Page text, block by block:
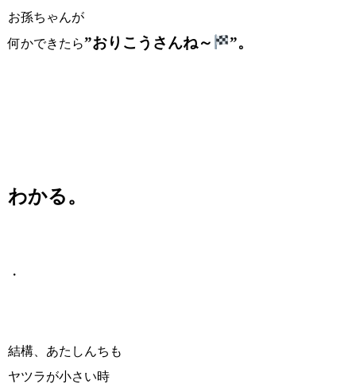
お孫ちゃんが
何かできたら”おりこうさんね～ ”。
わかる。
・
結構、あたしんちも
ヤツラが小さい時